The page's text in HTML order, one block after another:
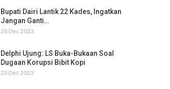
Bupati Dairi Lantik 22 Kades, Ingatkan
Jangan Ganti…
28 Dec 2023
Delphi Ujung: LS Buka-Bukaan Soal
Dugaan Korupsi Bibit Kopi
23 Dec 2023